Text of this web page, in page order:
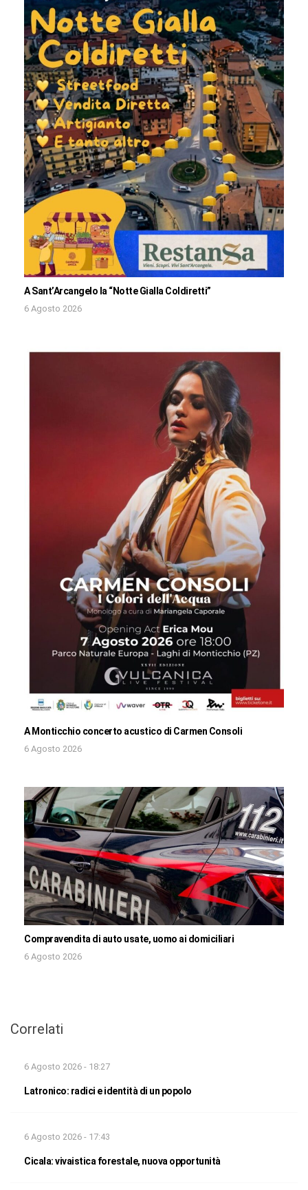
A Sant’Arcangelo la “Notte Gialla Coldiretti”
6 Agosto 2026
A Monticchio concerto acustico di Carmen Consoli
6 Agosto 2026
Compravendita di auto usate, uomo ai domiciliari
6 Agosto 2026
Correlati
6 Agosto 2026 - 18:27
Latronico: radici e identità di un popolo
6 Agosto 2026 - 17:43
Cicala: vivaistica forestale, nuova opportunità